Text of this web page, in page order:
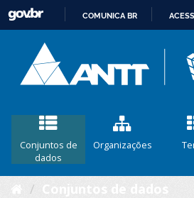
COMUNICA BR
Conjuntos de
dados
Organizações